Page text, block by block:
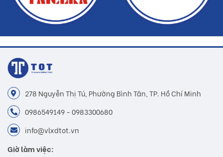
278 Nguyễn Thị Tú, Phường Bình Tân, TP. Hồ Chí Minh
0986549149 - 0983300680
info@vlxdtot.vn
Giờ làm việc: